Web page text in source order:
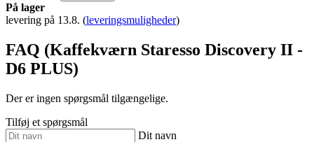
På lager
levering på 13.8. (leveringsmuligheder)
FAQ (Kaffekværn Staresso Discovery II -
D6 PLUS)
Der er ingen spørgsmål tilgængelige.
Tilføj et spørgsmål
Dit navn